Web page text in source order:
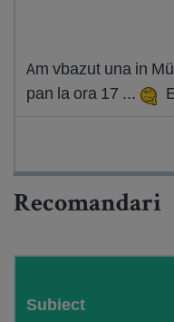
Am vbazut una in
pan la ora 17 ...
Recomandari
Subiect